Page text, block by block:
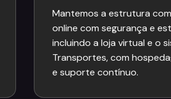
Mantemos a estrutura
online com segurança e
incluindo a loja virtual e o
Transportes, com
e suporte contínuo.